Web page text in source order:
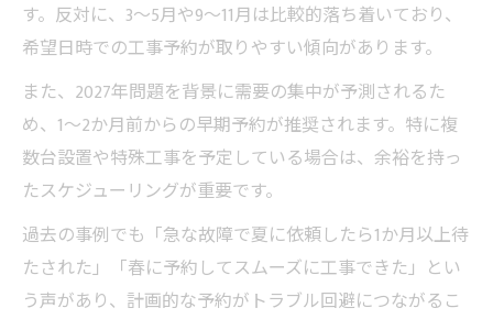
す。反対に、3～5月や9～11月は比較的落ち着いており、
希望日時での工事予約が取りやすい傾向があります。
また、2027年問題を背景に需要の集中が予測されるた
め、1～2か月前からの早期予約が推奨されます。特に複
数台設置や特殊工事を予定している場合は、余裕を持っ
たスケジューリングが重要です。
過去の事例でも「急な故障で夏に依頼したら1か月以上待
たされた」「春に予約してスムーズに工事できた」とい
う声があり、計画的な予約がトラブル回避につながるこ